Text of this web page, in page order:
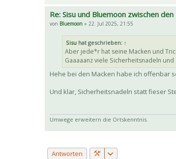
Re: Sisu und Bluemoon zwischen
von Bluemoon » 22. Jul 2025, 21:55
Sisu hat geschrieben: ↑
Aber jede*r hat seine Macken und
Gaaaaanz viele Sicherheitsnadeln
Hehe bei den Macken habe ich offenbar
Und klar, Sicherheitsnadeln statt fieser
Umwege erweitern die Ortskenntnis.
Antworten